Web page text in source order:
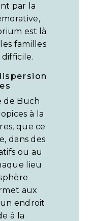
par la
est là
familles
de Buch
à la
que ce
dans des
ou au
lieu
aux
endroit
à la